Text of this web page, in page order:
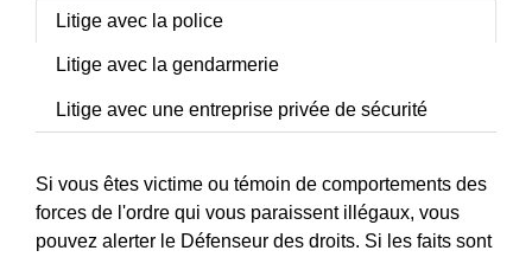
Litige avec la police
Litige avec la gendarmerie
Litige avec une entreprise privée de sécurité
Si vous êtes victime ou témoin de comportements des
forces de l'ordre qui vous paraissent illégaux, vous
pouvez alerter le Défenseur des droits. Si les faits sont